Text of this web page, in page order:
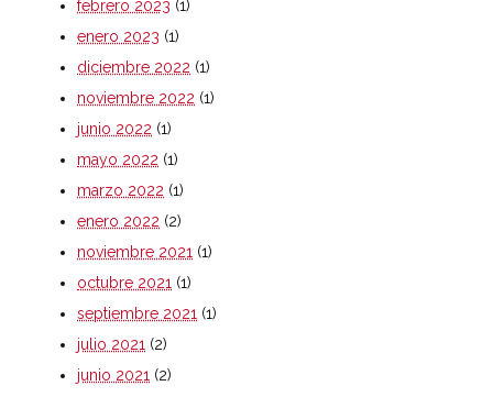
febrero 2023 (1)
enero 2023 (1)
diciembre 2022 (1)
noviembre 2022 (1)
junio 2022 (1)
mayo 2022 (1)
marzo 2022 (1)
enero 2022 (2)
noviembre 2021 (1)
octubre 2021 (1)
septiembre 2021 (1)
julio 2021 (2)
junio 2021 (2)